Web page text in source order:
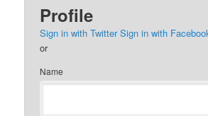
Profile
Sign in with Twitter Sign in with
or
Name